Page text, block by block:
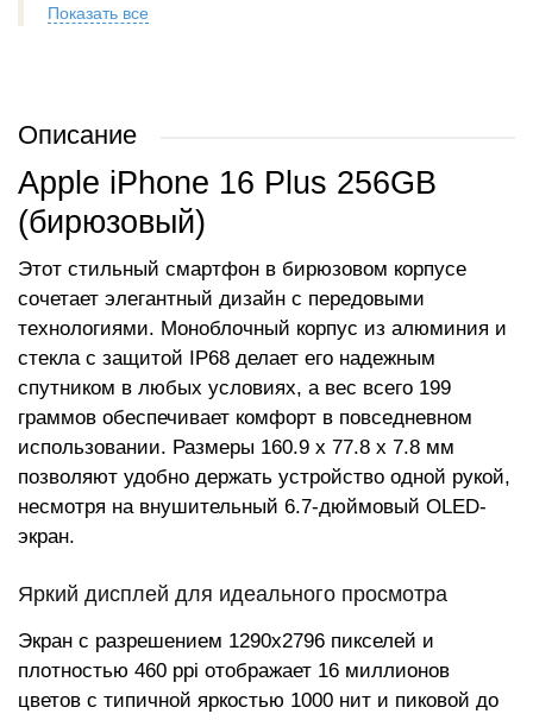
Показать все
Описание
Apple iPhone 16 Plus 256GB
(бирюзовый)
Этот стильный смартфон в бирюзовом корпусе
сочетает элегантный дизайн с передовыми
технологиями. Моноблочный корпус из алюминия и
стекла с защитой IP68 делает его надежным
спутником в любых условиях, а вес всего 199
граммов обеспечивает комфорт в повседневном
использовании. Размеры 160.9 x 77.8 x 7.8 мм
позволяют удобно держать устройство одной рукой,
несмотря на внушительный 6.7-дюймовый OLED-
экран.
Яркий дисплей для идеального просмотра
Экран с разрешением 1290x2796 пикселей и
плотностью 460 ppi отображает 16 миллионов
цветов с типичной яркостью 1000 нит и пиковой до